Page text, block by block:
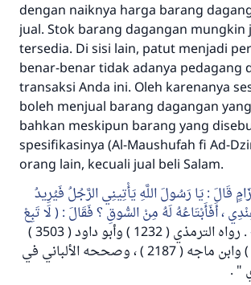
dengan naiknya harga barang
jual. Stok barang dagangan mungkin
tersedia. Di sisi lain, patut menjadi
benar-benar tidak adanya pedagang
transaksi Anda ini. Oleh karenanya
boleh menjual barang dagangan
bahkan meskipun barang yang
spesifikasinya (Al-Maushufah fi Ad-
orang lain, kecuali jual beli Salam.
قَالَ : يَا رَسُولَ اللَّهِ يَأْتِينِي الرَّجُلُ فَيُرِيدُ
، أَفَأَبْتَاعُهُ لَهُ مِنْ السُّوقِ ؟ فَقَالَ : ( لَا تَبِعْ
. رواه الترمذي ( 1232 ) وأبو داود ( 3503 )
والنسائي ( 4613 ) وابن ماجه ( 2187 ) ، وصححه الألباني في
" .